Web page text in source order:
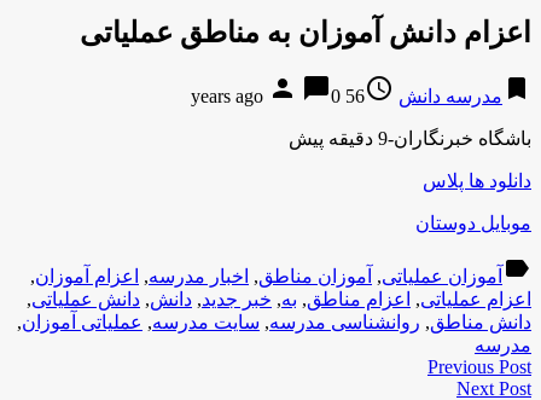
اعزام دانش آموزان به مناطق عملیاتی
bookmark مدرسه دانش access_time
56 years ago
person chat_bubble0
باشگاه خبرنگاران-9 دقیقه پیش
دانلود ها پلاس
موبایل دوستان
label آموزان عملیاتی, آموزان مناطق, اخبار مدرسه, اعزام آموزان,
اعزام عملیاتی, اعزام مناطق, به, خبر جدید, دانش, دانش عملیاتی,
دانش مناطق, روانشناسی مدرسه, سایت مدرسه, عملیاتی آموزان,
مدرسه
Previous Post
Next Post